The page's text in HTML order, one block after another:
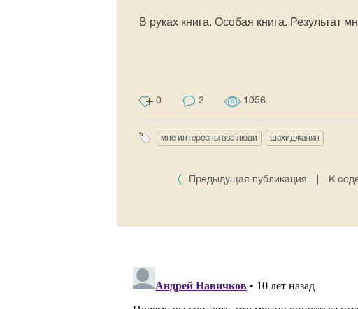
В руках книга. Особая книга. Результат
0 2 1056
мне интересны все люди шахиджанян
Предыдущая публикация К